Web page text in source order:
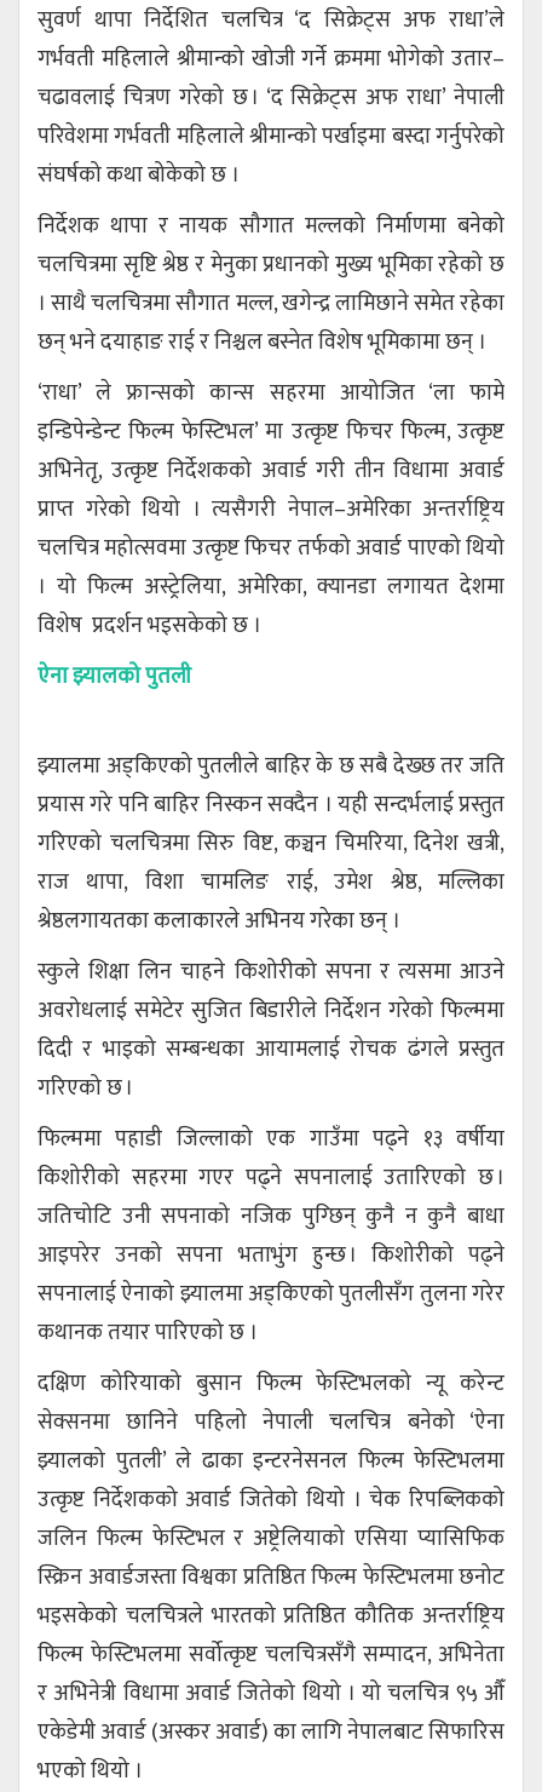
सुवर्ण थापा निर्देशित चलचित्र ‘द सिक्रेट्स अफ राधा’ले
गर्भवती महिलाले श्रीमान्को खोजी गर्ने क्रममा भोगेको उतार–
चढावलाई चित्रण गरेको छ । ‘द सिक्रेट्स अफ राधा’ नेपाली
परिवेशमा गर्भवती महिलाले श्रीमान्को पर्खाइमा बस्दा गर्नुपरेको
संघर्षको कथा बोकेको छ ।
निर्देशक थापा र नायक सौगात मल्लको निर्माणमा बनेको
चलचित्रमा सृष्टि श्रेष्ठ र मेनुका प्रधानको मुख्य भूमिका रहेको छ
। साथै चलचित्रमा सौगात मल्ल, खगेन्द्र लामिछाने समेत रहेका
छन् भने दयाहाङ राई र निश्चल बस्नेत विशेष भूमिकामा छन् ।
‘राधा’ ले फ्रान्सको कान्स सहरमा आयोजित ‘ला फामे
इन्डिपेन्डेन्ट फिल्म फेस्टिभल’ मा उत्कृष्ट फिचर फिल्म, उत्कृष्ट
अभिनेतृ, उत्कृष्ट निर्देशकको अवार्ड गरी तीन विधामा अवार्ड
प्राप्त गरेको थियो । त्यसैगरी नेपाल–अमेरिका अन्तर्राष्ट्रिय
चलचित्र महोत्सवमा उत्कृष्ट फिचर तर्फको अवार्ड पाएको थियो
। यो फिल्म अस्ट्रेलिया, अमेरिका, क्यानडा लगायत देशमा
विशेष प्रदर्शन भइसकेको छ ।
ऐना झ्यालको पुतली
झ्यालमा अड्किएको पुतलीले बाहिर के छ सबै देख्छ तर जति
प्रयास गरे पनि बाहिर निस्कन सक्दैन । यही सन्दर्भलाई प्रस्तुत
गरिएको चलचित्रमा सिरु विष्ट, कञ्चन चिमरिया, दिनेश खत्री,
राज थापा, विशा चामलिङ राई, उमेश श्रेष्ठ, मल्लिका
श्रेष्ठलगायतका कलाकारले अभिनय गरेका छन् ।
स्कुले शिक्षा लिन चाहने किशोरीको सपना र त्यसमा आउने
अवरोधलाई समेटेर सुजित बिडारीले निर्देशन गरेको फिल्ममा
दिदी र भाइको सम्बन्धका आयामलाई रोचक ढंगले प्रस्तुत
गरिएको छ ।
फिल्ममा पहाडी जिल्लाको एक गाउँमा पढ्ने १३ वर्षीया
किशोरीको सहरमा गएर पढ्ने सपनालाई उतारिएको छ ।
जतिचोटि उनी सपनाको नजिक पुग्छिन् कुनै न कुनै बाधा
आइपरेर उनको सपना भताभुंग हुन्छ । किशोरीको पढ्ने
सपनालाई ऐनाको झ्यालमा अड्किएको पुतलीसँग तुलना गरेर
कथानक तयार पारिएको छ ।
दक्षिण कोरियाको बुसान फिल्म फेस्टिभलको न्यू करेन्ट
सेक्सनमा छानिने पहिलो नेपाली चलचित्र बनेको ‘ऐना
झ्यालको पुतली’ ले ढाका इन्टरनेसनल फिल्म फेस्टिभलमा
उत्कृष्ट निर्देशकको अवार्ड जितेको थियो । चेक रिपब्लिकको
जलिन फिल्म फेस्टिभल र अष्ट्रेलियाको एसिया प्यासिफिक
स्क्रिन अवार्डजस्ता विश्वका प्रतिष्ठित फिल्म फेस्टिभलमा छनोट
भइसकेको चलचित्रले भारतको प्रतिष्ठित कौतिक अन्तर्राष्ट्रिय
फिल्म फेस्टिभलमा सर्वोत्कृष्ट चलचित्रसँगै सम्पादन, अभिनेता
र अभिनेत्री विधामा अवार्ड जितेको थियो । यो चलचित्र ९५ औँ
एकेडेमी अवार्ड (अस्कर अवार्ड) का लागि नेपालबाट सिफारिस
भएको थियो ।